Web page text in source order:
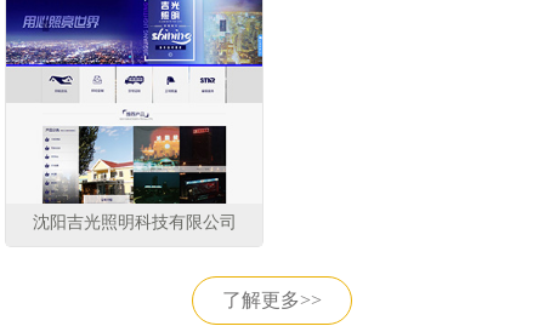
沈阳吉光照明科技有限公司
了解更多>>